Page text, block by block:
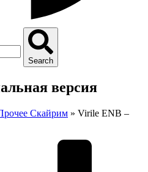
Search
версия
Скайрим » Virile ENB –